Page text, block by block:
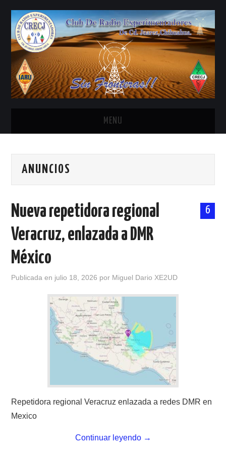
MENU
ANTENAS Y ACCESORIOS
CONTACTO
HISTORIA DE LA RADIO
IMÁGENES CRECJ
LA PULGA MERCANTE
LITERATURA DE LA RADIO
MODOS DIGITALES
ANUNCIOS
6
Nueva repetidora regional
Veracruz, enlazada a DMR
México
Publicada en julio 18, 2026 por Miguel Dario XE2UD
Repetidora regional Veracruz enlazada a redes DMR en
Mexico
Continuar leyendo →